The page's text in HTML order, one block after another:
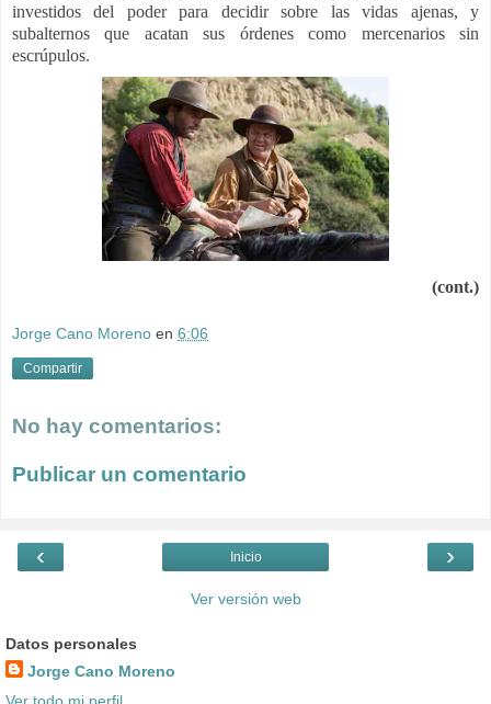
investidos del poder para decidir sobre las vidas ajenas, y
subalternos que acatan sus órdenes como mercenarios sin
escrúpulos.
(cont.)
Jorge Cano Moreno en 6:06
Compartir
No hay comentarios:
Publicar un comentario
‹ ›
Inicio
Ver versión web
Datos personales
Jorge Cano Moreno